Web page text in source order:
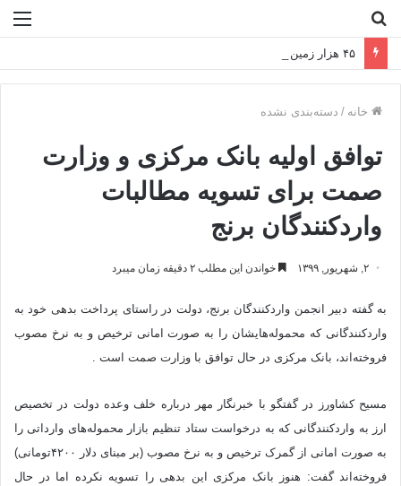
۴۵ هزار زمین برای مسکن محرومان تأمین شد
خانه / دسته‌بندی نشده
توافق اولیه بانک مرکزی و وزارت
صمت برای تسویه مطالبات
واردکنندگان برنج
۲, شهریور, ۱۳۹۹ خواندن این مطلب ۲ دقیقه زمان میبرد
به گفته دبیر انجمن واردکنندگان برنج، دولت در راستای پرداخت بدهی خود به
واردکنندگانی که محموله‌هایشان را به صورت امانی ترخیص و به نرخ مصوب
فروخته‌اند، بانک مرکزی در حال توافق با وزارت صمت است .
مسیح کشاورز در گفتگو با خبرنگار مهر درباره خلف وعده دولت در تخصیص
ارز به واردکنندگانی که به درخواست ستاد تنظیم بازار محموله‌های وارداتی را
به صورت امانی از گمرک ترخیص و به نرخ مصوب (بر مبنای دلار ۴۲۰۰تومانی)
فروخته‌اند گفت: هنوز بانک مرکزی این بدهی را تسویه نکرده اما در حال